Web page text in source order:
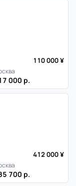
110 000 ¥
000 р.
412 000 ¥
700 р.